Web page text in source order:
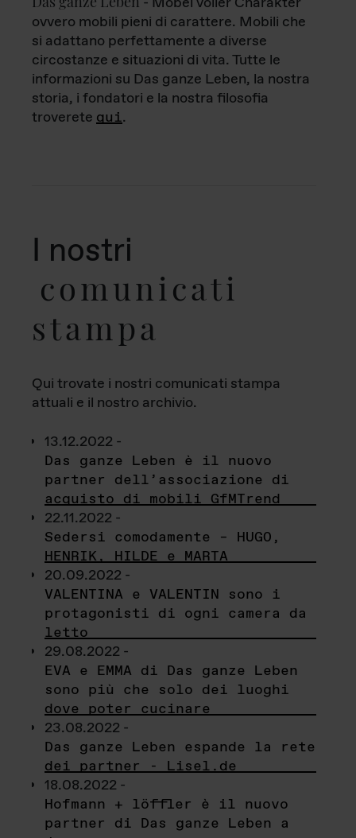
ovvero mobili pieni di carattere. Mobili che
si adattano perfettamente a diverse
circostanze e situazioni di vita. Tutte le
informazioni su Das ganze Leben, la nostra
storia, i fondatori e la nostra filosofia
troverete qui.
I nostri
comunicati
stampa
Qui trovate i nostri comunicati stampa
attuali e il nostro archivio.
13.12.2022 -
Das ganze Leben è il nuovo
partner dell’associazione di
acquisto di mobili GfMTrend
22.11.2022 -
Sedersi comodamente – HUGO,
HENRIK, HILDE e MARTA
20.09.2022 -
VALENTINA e VALENTIN sono i
protagonisti di ogni camera da
letto
29.08.2022 -
EVA e EMMA di Das ganze Leben
sono più che solo dei luoghi
dove poter cucinare
23.08.2022 -
Das ganze Leben espande la rete
dei partner - Lisel.de
18.08.2022 -
Hofmann + löffler è il nuovo
partner di Das ganze Leben a